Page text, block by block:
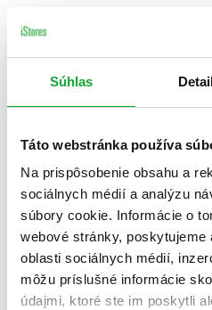
Súhlas
Táto webstránka používa
Na prispôsobenie obsahu a
sociálnych médií a analýzu
súbory cookie. Informácie o
webové stránky, poskytujeme
oblasti sociálnych médií,
môžu príslušné informácie
údajmi, ktoré ste im poskytli